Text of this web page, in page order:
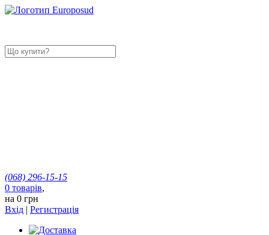
(068) 296-15-15
0 товарів,
на 0 грн
Вхід | Регистрація